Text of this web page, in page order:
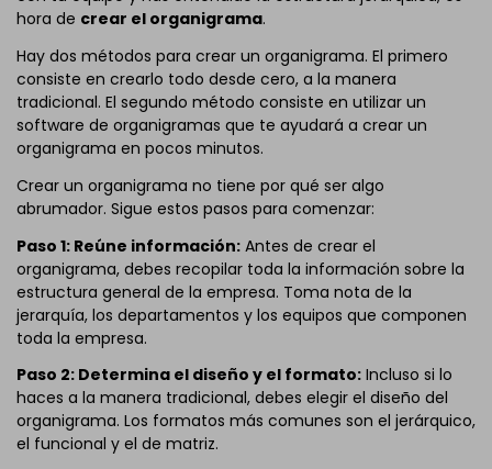
hora de crear el organigrama.
Hay dos métodos para crear un organigrama. El primero
consiste en crearlo todo desde cero, a la manera
tradicional. El segundo método consiste en utilizar un
software de organigramas que te ayudará a crear un
organigrama en pocos minutos.
Crear un organigrama no tiene por qué ser algo
abrumador. Sigue estos pasos para comenzar:
Paso 1: Reúne información: Antes de crear el
organigrama, debes recopilar toda la información sobre la
estructura general de la empresa. Toma nota de la
jerarquía, los departamentos y los equipos que componen
toda la empresa.
Paso 2: Determina el diseño y el formato: Incluso si lo
haces a la manera tradicional, debes elegir el diseño del
organigrama. Los formatos más comunes son el jerárquico,
el funcional y el de matriz.